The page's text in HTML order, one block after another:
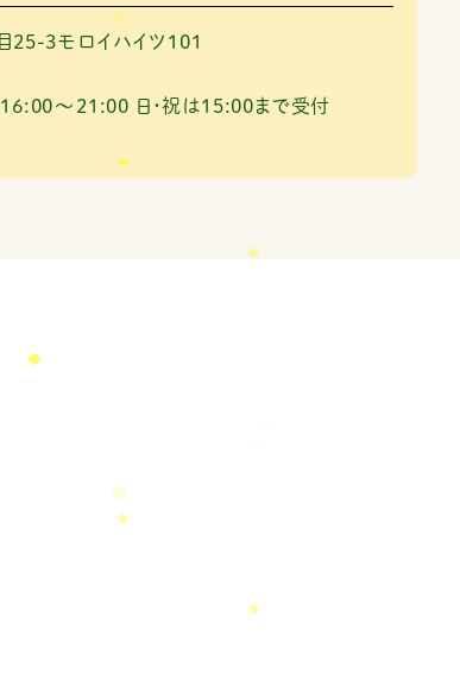
25-3モロイハイツ101
～21:00 日・祝は15:00まで受付